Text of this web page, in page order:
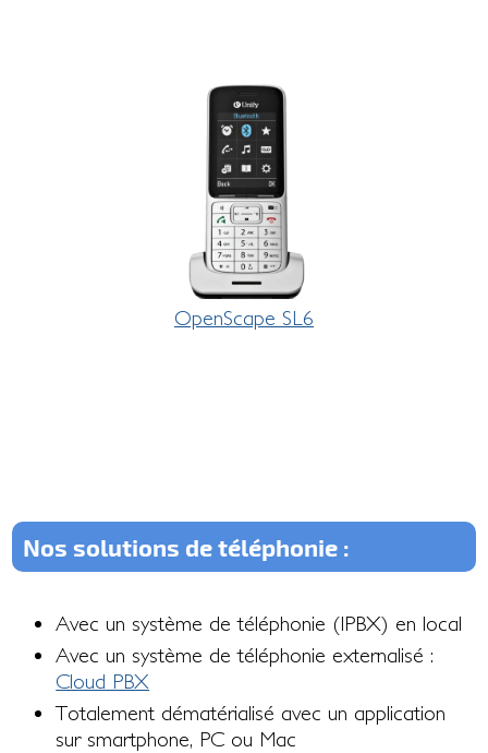
OpenScape SL6
Nos solutions de téléphonie :
Avec un système de téléphonie (IPBX) en local
Avec un système de téléphonie externalisé :
Cloud PBX
Totalement dématérialisé avec un application
sur smartphone, PC ou Mac